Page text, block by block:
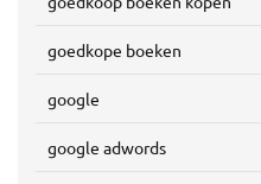
goedkope boeken
google
google adwords